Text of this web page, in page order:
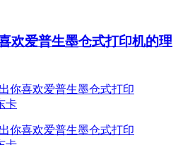
欢爱普生墨仓式打印机的理